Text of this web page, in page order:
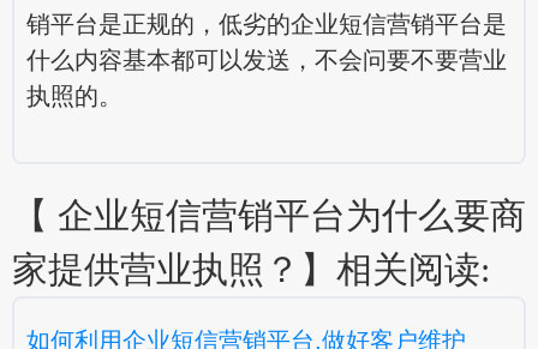
销平台是正规的，低劣的企业短信营销平台是
什么内容基本都可以发送，不会问要不要营业
执照的。
【 企业短信营销平台为什么要商
家提供营业执照？】相关阅读:
如何利用企业短信营销平台,做好客户维护